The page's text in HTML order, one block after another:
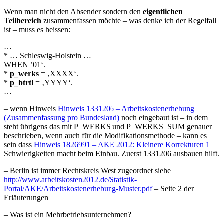
Wenn man nicht den Absender sondern den eigentlichen
Teilbereich zusammenfassen möchte – was denke ich der Regelfall
ist – muss es heissen:
…
* … Schleswig-Holstein …
WHEN ’01‘.
* p_werks = ‚XXXX‘.
* p_btrtl = ‚YYYY‘.
…
– wenn Hinweis Hinweis 1331206 – Arbeitskostenerhebung
(Zusammenfassung pro Bundesland) noch eingebaut ist – in dem
steht übrigens das mit P_WERKS und P_WERKS_SUM genauer
beschrieben, wenn auch für die Modifikationsmethode – kann es
sein dass Hinweis 1826991 – AKE 2012: Kleinere Korrekturen 1
Schwierigkeiten macht beim Einbau. Zuerst 1331206 ausbauen hilft.
– Berlin ist immer Rechtskreis West zugeordnet siehe
http://www.arbeitskosten2012.de/Statistik-
Portal/AKE/Arbeitskostenerhebung-Muster.pdf– Seite 2 der
Erläuterungen
– Was ist ein Mehrbetriebsunternehmen?